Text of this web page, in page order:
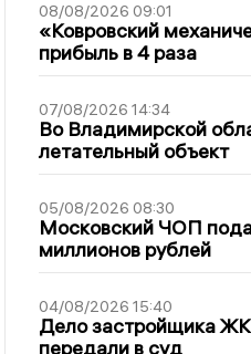
08/08/2026 09:01
«Ковровский
прибыль в 4 раза
07/08/2026 14:34
Во Владимирской
летательный объект
05/08/2026 08:30
Московский ЧОП
миллионов рублей
04/08/2026 15:40
Дело застройщика
передали в суд